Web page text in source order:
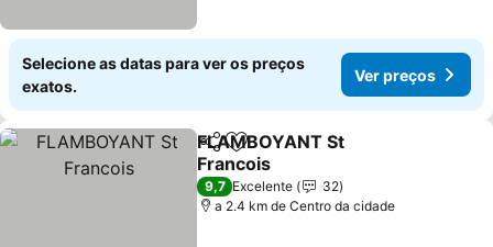
Selecione as datas para ver os preços
exatos.
Ver preços
PartilharAdicionar aos favoritos
FLAMBOYANT St
Francois
9,7 Excelente
32
a 2.4 km de Centro da cidade